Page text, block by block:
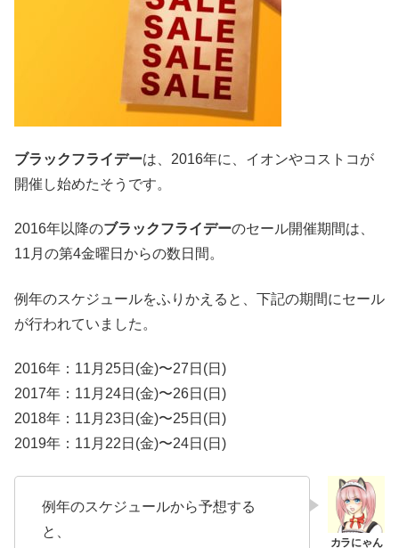
ブラックフライデーは、2016年に、イオンやコストコが
開催し始めたそうです。
2016年以降のブラックフライデーのセール開催期間は、
11月の第4金曜日からの数日間。
例年のスケジュールをふりかえると、下記の期間にセール
が行われていました。
2016年：11月25日(金)〜27日(日)
2017年：11月24日(金)〜26日(日)
2018年：11月23日(金)〜25日(日)
2019年：11月22日(金)〜24日(日)
例年のスケジュールから予想する
と、